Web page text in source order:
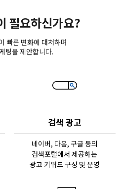
필요하신가요?
빠른 변화에 대처하며
팅을 제안합니다.
검색 광고
네이버, 다음, 구글 등의
검색포털에서 제공하는
광고 키워드 구성 및 운영